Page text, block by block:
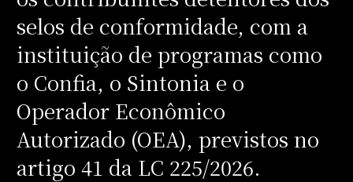
selos de conformidade, com a
instituição de programas como
o Confia, o Sintonia e o
Operador Econômico
Autorizado (OEA), previstos no
artigo 41 da LC 225/2026.